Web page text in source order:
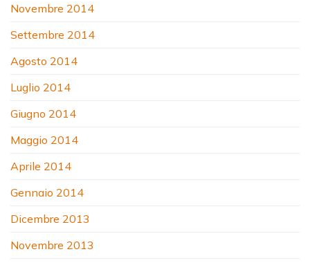
Novembre 2014
Settembre 2014
Agosto 2014
Luglio 2014
Giugno 2014
Maggio 2014
Aprile 2014
Gennaio 2014
Dicembre 2013
Novembre 2013